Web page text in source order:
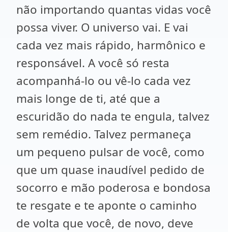
não importando quantas vidas você
possa viver. O universo vai. E vai
cada vez mais rápido, harmônico e
responsável. A você só resta
acompanhá-lo ou vê-lo cada vez
mais longe de ti, até que a
escuridão do nada te engula, talvez
sem remédio. Talvez permaneça
um pequeno pulsar de você, como
que um quase inaudível pedido de
socorro e mão poderosa e bondosa
te resgate e te aponte o caminho
de volta que você, de novo, deve